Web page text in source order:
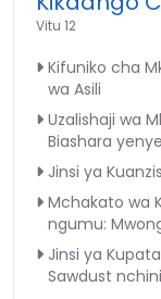
Vitu 12
Kifuniko cha
wa Asili
Uzalishaji wa
Biashara
Jinsi ya
Mchakato wa
ngumu:
Jinsi ya
Sawdust